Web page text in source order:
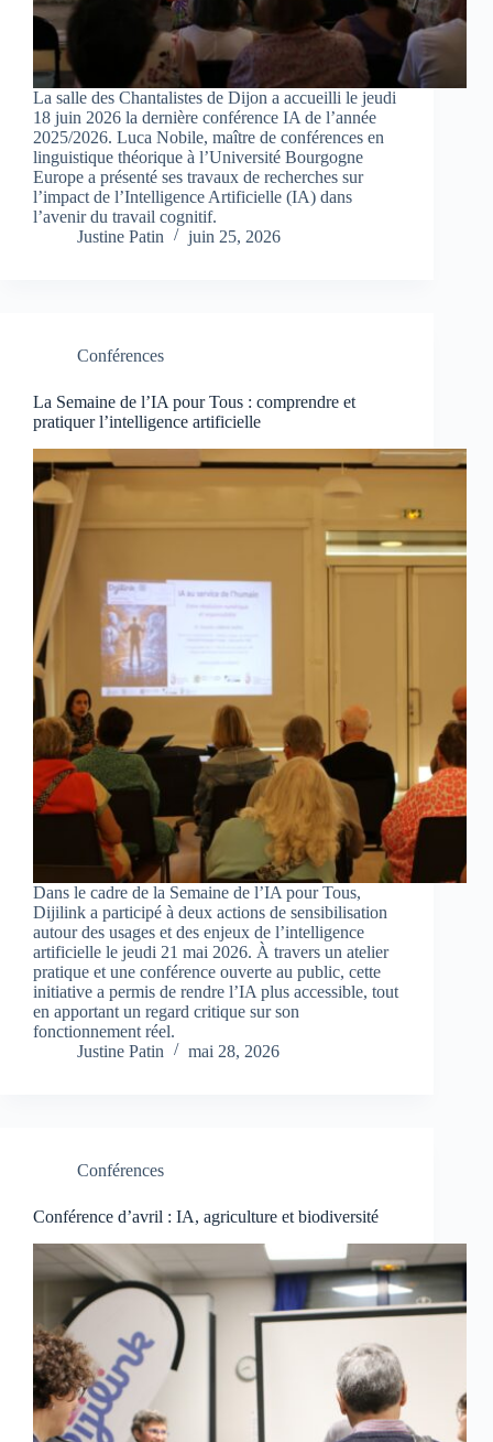
La salle des Chantalistes de Dijon a accueilli le jeudi
18 juin 2026 la dernière conférence IA de l’année
2025/2026. Luca Nobile, maître de conférences en
linguistique théorique à l’Université Bourgogne
Europe a présenté ses travaux de recherches sur
l’impact de l’Intelligence Artificielle (IA) dans
l’avenir du travail cognitif.
Justine Patin
juin 25, 2026
Conférences
La Semaine de l’IA pour Tous : comprendre et
pratiquer l’intelligence artificielle
Dans le cadre de la Semaine de l’IA pour Tous,
Dijilink a participé à deux actions de sensibilisation
autour des usages et des enjeux de l’intelligence
artificielle le jeudi 21 mai 2026. À travers un atelier
pratique et une conférence ouverte au public, cette
initiative a permis de rendre l’IA plus accessible, tout
en apportant un regard critique sur son
fonctionnement réel.
Justine Patin
mai 28, 2026
Conférences
Conférence d’avril : IA, agriculture et biodiversité